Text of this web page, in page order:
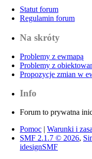
Statut forum
Regulamin forum
Na skróty
Problemy z ewmapą
Problemy z
Propozycje zmian w
Info
Forum to prywatna
Pomoc | Warunki i
SMF 2.1.7 © 2026,
idesignSMF